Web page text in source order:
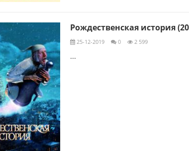
Рождественская история
25-12-2019 0 2 599
...